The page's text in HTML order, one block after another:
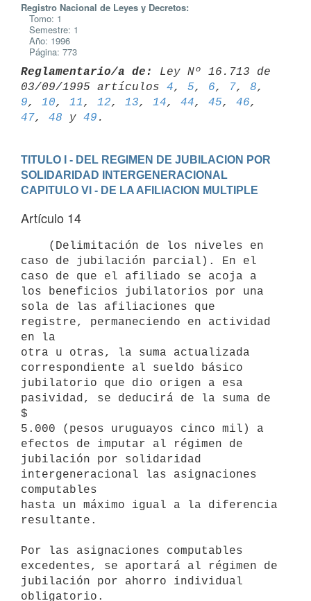
Registro Nacional de Leyes y Decretos:
Tomo: 1
Semestre: 1
Año: 1996
Página: 773
Reglamentario/a de:
Ley Nº 16.713 de
03/09/1995 artículos 4, 5, 6, 7, 8,
9, 10, 11 , 12, 13, 14, 44, 45, 46
47, 48 y 49
TITULO I - DEL REGIMEN DE JUBILACION POR
SOLIDARIDAD INTERGENERACIONAL
CAPITULO VI - DE LA AFILIACION MULTIPLE
Artículo 14
caso de jubilación parcial). En el
caso de que el afiliado se acoja a
los beneficios jubilatorios por una
sola de las afiliaciones que
registre, permaneciendo en actividad
en la
otra u otras, la suma actualizada
correspondiente al sueldo básico
jubilatorio que dio origen a esa
pasividad, se deducirá de la suma de
$
5.000 (pesos uruguayos cinco mil) a
efectos de imputar al régimen de
jubilación por solidaridad
intergeneracional las asignaciones
computables
hasta un máximo igual a la diferencia
resultante.
Por las asignaciones computables
excedentes, se aportará al régimen de
jubilación por ahorro individual
obligatorio.